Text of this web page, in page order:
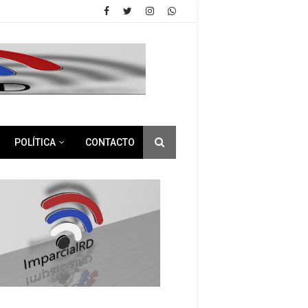
POLÍTICA CONTACTO